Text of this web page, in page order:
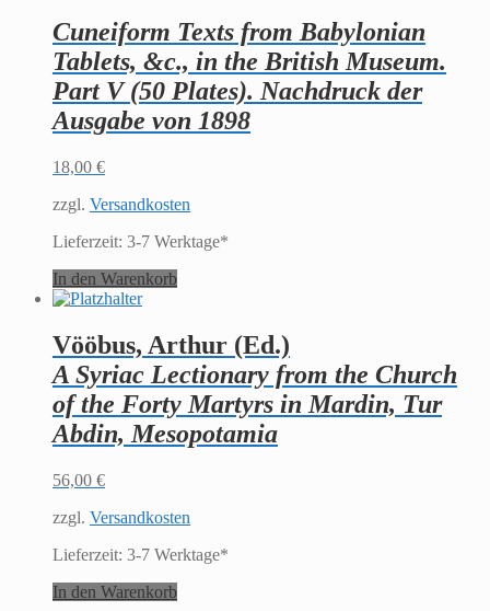
Cuneiform Texts from Babylonian
Tablets, &c., in the British Museum.
Part V (50 Plates). Nachdruck der
Ausgabe von 1898
18,00 €
zzgl. Versandkosten
Lieferzeit: 3-7 Werktage*
In den Warenkorb
Vööbus, Arthur (Ed.)
A Syriac Lectionary from the Church
of the Forty Martyrs in Mardin, Tur
Abdin, Mesopotamia
56,00 €
zzgl. Versandkosten
Lieferzeit: 3-7 Werktage*
In den Warenkorb